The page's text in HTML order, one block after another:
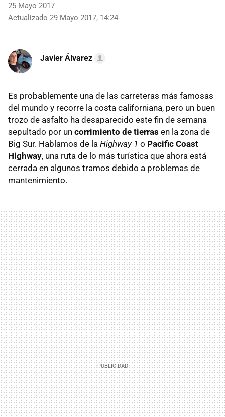
25 Mayo 2017
Actualizado 29 Mayo 2017, 14:24
Javier Álvarez
Es probablemente una de las carreteras más famosas
del mundo y recorre la costa californiana, pero un buen
trozo de asfalto ha desaparecido este fin de semana
sepultado por un corrimiento de tierras en la zona de
Big Sur. Hablamos de la Highway 1 o Pacific Coast
Highway, una ruta de lo más turística que ahora está
cerrada en algunos tramos debido a problemas de
mantenimiento.